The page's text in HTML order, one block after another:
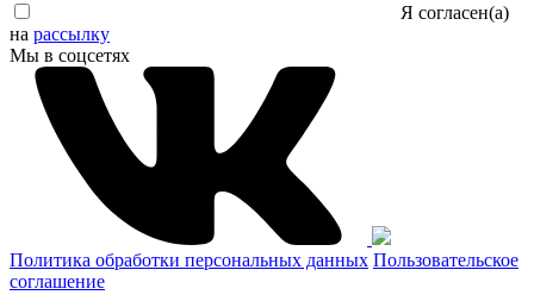
Я согласен(а)
на рассылку
Мы в соцсетях
Политика обработки персональных данных Пользовательское
соглашение